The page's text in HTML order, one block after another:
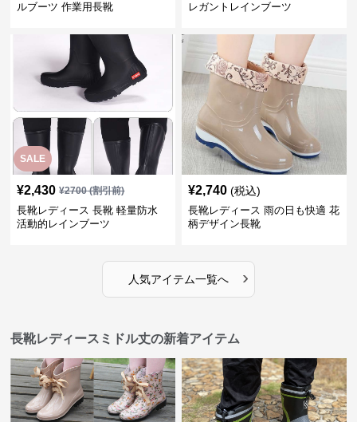
ルブーツ 作業用長靴
レガントレインブーツ
SALE
¥2,430 ¥2700(割引前)
長靴レディース 長靴 軽量防水
活動的レインブーツ
¥2,740 (税込)
長靴レディース 雨の日も快適 花
柄デザイン長靴
人気アイテム一覧へ ›
長靴レディースミドル丈の新着アイテム